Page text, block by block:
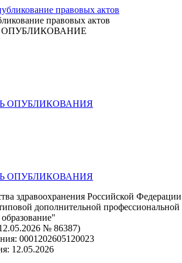
правовых актов
ОПУБЛИКОВАНИЯ
ОПУБЛИКОВАНИЯ
здравоохранения Российской
дополнительной
№ 86387)
0001202605120023
12.05.2026